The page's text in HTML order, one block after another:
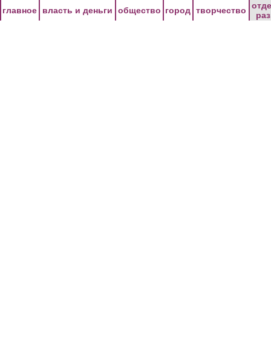
главное власть и деньги общество город творчество